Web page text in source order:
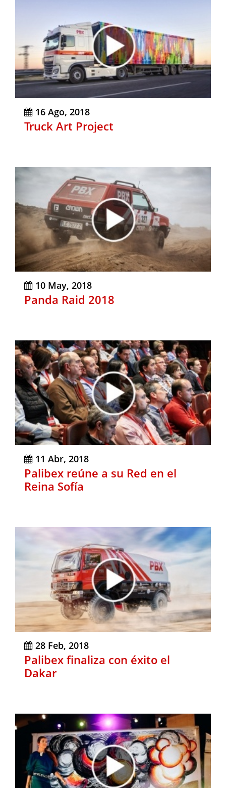
16 Ago, 2018
Truck Art Project
10 May, 2018
Panda Raid 2018
11 Abr, 2018
Palibex reúne a su Red en el
Reina Sofía
28 Feb, 2018
Palibex finaliza con éxito el
Dakar